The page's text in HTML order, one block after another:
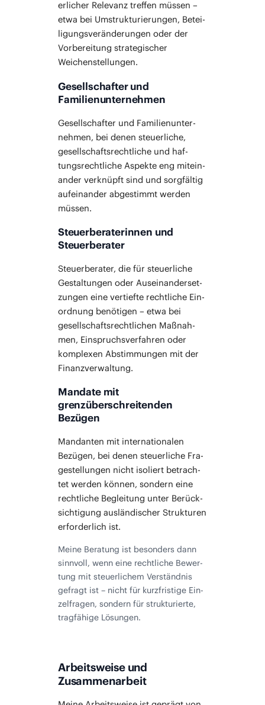
er­li­cher Rele­vanz tref­fen müs­sen –
etwa bei Umstruk­tu­rie­run­gen, Betei­
li­gungs­ver­än­de­run­gen oder der
Vor­be­rei­tung stra­te­gi­scher
Weichenstellungen.
Gesellschafter und
Familienunternehmen
Gesell­schaf­ter und Fami­li­en­un­ter­
neh­men, bei denen steu­er­li­che,
gesell­schafts­recht­li­che und haf­
tungs­recht­li­che Aspek­te eng mit­ein­
an­der ver­knüpft sind und sorg­fäl­tig
auf­ein­an­der abge­stimmt wer­den
müssen.
Steuerberaterinnen und
Steuerberater
Steu­er­be­ra­ter, die für steu­er­li­che
Gestal­tun­gen oder Aus­ein­an­der­set­
zun­gen eine ver­tief­te recht­li­che Ein­
ord­nung benö­ti­gen – etwa bei
gesell­schafts­recht­li­chen Maß­nah­
men, Ein­spruchs­ver­fah­ren oder
kom­ple­xen Abstim­mun­gen mit der
Finanzverwaltung.
Mandate mit
grenzüberschreitenden
Bezügen
Man­dan­ten mit inter­na­tio­na­len
Bezü­gen, bei denen steu­er­li­che Fra­
ge­stel­lun­gen nicht iso­liert betrach­
tet wer­den kön­nen, son­dern eine
recht­li­che Beglei­tung unter Berück­
sich­ti­gung aus­län­di­scher Struk­tu­ren
erfor­der­lich ist.
Mei­ne Bera­tung ist beson­ders dann
sinn­voll, wenn eine recht­li­che Bewer­
tung mit steu­er­li­chem Ver­ständ­nis
gefragt ist – nicht für kurz­fris­ti­ge Ein­
zel­fra­gen, son­dern für struk­tu­rier­te,
trag­fä­hi­ge Lösungen.
Arbeitsweise und
Zusammenarbeit